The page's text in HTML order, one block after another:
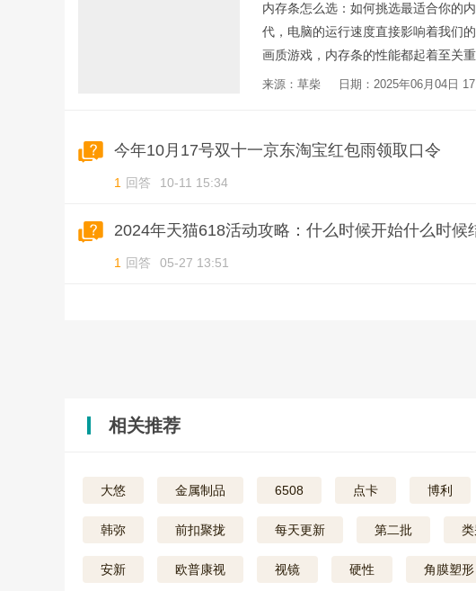
内存条怎么选：如何挑选最适合你的
代，电脑的运行速度直接影响着我们
画质游戏，内存条的性能都起着至关
量、频率、时序、兼容性等因素该如
来源：草柴 日期：2025年06月04日
今年10月17号双十一京东淘宝红包雨领取口令
1 回答 10-11 15:34
2024年天猫618活动攻略：什么时候开始什么时候
1 回答 05-27 13:51
相关推荐
大悠 金属制品 6508 点卡 博利
韩弥 前扣聚拢 每天更新 第二批 类
安新 欧普康视 视镜 硬性 角膜塑形